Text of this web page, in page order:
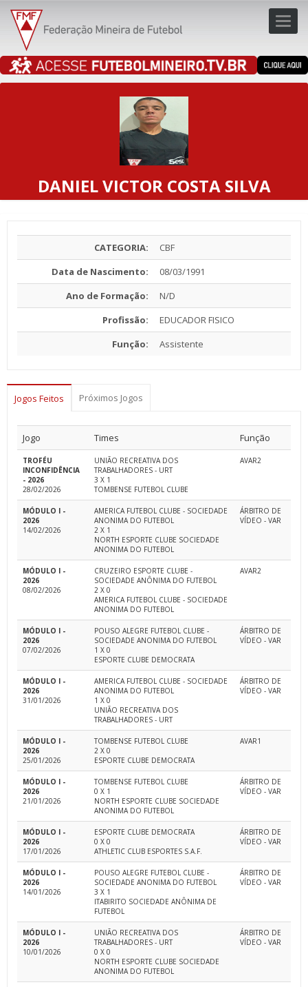
DANIEL VICTOR COSTA SILVA
CATEGORIA:
CBF
Data de Nascimento:
08/03/1991
Ano de Formação:
N/D
Profissão:
EDUCADOR FISICO
Função:
Assistente
Jogos Feitos Próximos Jogos
Jogo Times Função
TROFÉU
INCONFIDÊNCIA
- 2026
28/02/2026
UNIÃO RECREATIVA DOS
TRABALHADORES - URT
3 X 1
TOMBENSE FUTEBOL CLUBE
AVAR2
MÓDULO I -
2026
14/02/2026
AMERICA FUTEBOL CLUBE - SOCIEDADE
ANONIMA DO FUTEBOL
2 X 1
NORTH ESPORTE CLUBE SOCIEDADE
ANONIMA DO FUTEBOL
ÁRBITRO DE
VÍDEO - VAR
MÓDULO I -
2026
08/02/2026
CRUZEIRO ESPORTE CLUBE -
SOCIEDADE ANÔNIMA DO FUTEBOL
2 X 0
AMERICA FUTEBOL CLUBE - SOCIEDADE
ANONIMA DO FUTEBOL
AVAR2
MÓDULO I -
2026
07/02/2026
POUSO ALEGRE FUTEBOL CLUBE -
SOCIEDADE ANONIMA DO FUTEBOL
1 X 0
ESPORTE CLUBE DEMOCRATA
ÁRBITRO DE
VÍDEO - VAR
MÓDULO I -
2026
31/01/2026
AMERICA FUTEBOL CLUBE - SOCIEDADE
ANONIMA DO FUTEBOL
1 X 0
UNIÃO RECREATIVA DOS
TRABALHADORES - URT
ÁRBITRO DE
VÍDEO - VAR
MÓDULO I -
2026
25/01/2026
TOMBENSE FUTEBOL CLUBE
2 X 0
ESPORTE CLUBE DEMOCRATA
AVAR1
MÓDULO I -
2026
21/01/2026
TOMBENSE FUTEBOL CLUBE
0 X 1
NORTH ESPORTE CLUBE SOCIEDADE
ANONIMA DO FUTEBOL
ÁRBITRO DE
VÍDEO - VAR
MÓDULO I -
2026
17/01/2026
ESPORTE CLUBE DEMOCRATA
0 X 0
ATHLETIC CLUB ESPORTES S.A.F.
ÁRBITRO DE
VÍDEO - VAR
MÓDULO I -
2026
14/01/2026
POUSO ALEGRE FUTEBOL CLUBE -
SOCIEDADE ANONIMA DO FUTEBOL
3 X 1
ITABIRITO SOCIEDADE ANÔNIMA DE
FUTEBOL
ÁRBITRO DE
VÍDEO - VAR
MÓDULO I -
2026
10/01/2026
UNIÃO RECREATIVA DOS
TRABALHADORES - URT
0 X 0
NORTH ESPORTE CLUBE SOCIEDADE
ANONIMA DO FUTEBOL
ÁRBITRO DE
VÍDEO - VAR